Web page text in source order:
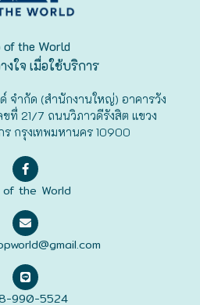
of the World
งใจ เมื่อใช้บริการ
จำกัด (สำนักงานใหญ่) อาคารวัง
ขที่ 21/7 ถนนวิภาวดีรังสิต แขวง
กรุงเทพมหานคร 10900
of the World
990-5524